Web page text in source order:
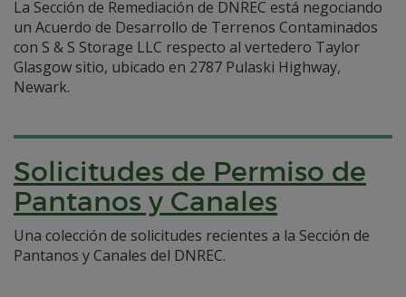
La Sección de Remediación de DNREC está negociando
un Acuerdo de Desarrollo de Terrenos Contaminados
con S & S Storage LLC respecto al vertedero Taylor
Glasgow sitio, ubicado en 2787 Pulaski Highway,
Newark.
Solicitudes de Permiso de
Pantanos y Canales
Una colección de solicitudes recientes a la Sección de
Pantanos y Canales del DNREC.